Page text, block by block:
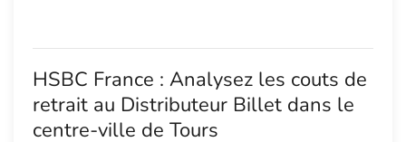
HSBC France : Analysez les couts de
retrait au Distributeur Billet dans le
centre-ville de Tours